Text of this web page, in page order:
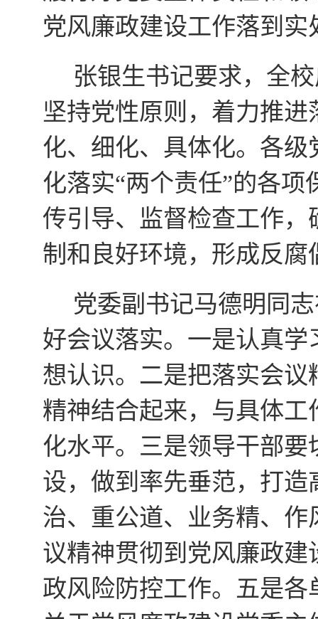
党风廉政建设工作落到实
张银生书记要求，全
坚持党性原则，着力推
化、细化、具体化。各
化落实“两个责任”的各
传引导、监督检查工作，
制和良好环境，形成反腐
党委副书记马德明同
好会议落实。一是认真
想认识。二是把落实会
精神结合起来，与具体
化水平。三是领导干部
设，做到率先垂范，打
治、重公道、业务精、
议精神贯彻到党风廉政
政风险防控工作。五是